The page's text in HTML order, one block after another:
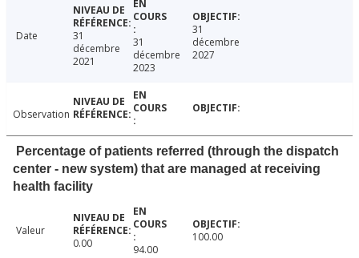
Date
31
décembre
2021
31
décembre
2023
31
décembre
2027
Observation
Percentage of patients referred (through the dispatch
center - new system) that are managed at receiving
health facility
Valeur
0.00
94.00
100.00